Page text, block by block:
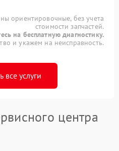
ориентировочные, без учета
стоимости запчастей.
на бесплатную диагностику.
и укажем на неисправность.
все услуги
центра